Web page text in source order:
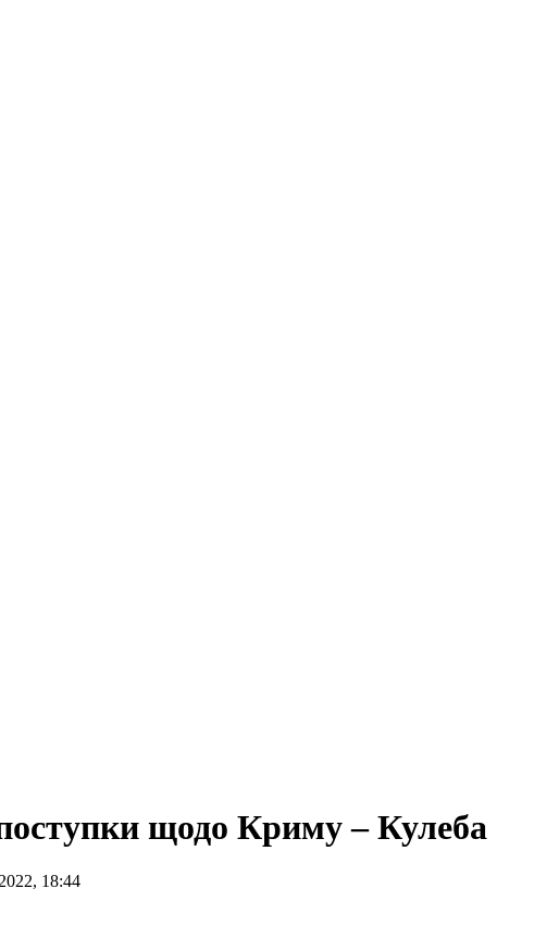
щодо Криму – Кулеба
18:44